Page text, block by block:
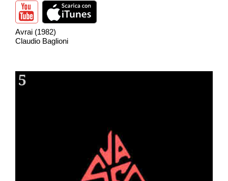
Avrai (1982)
Claudio Baglioni
5